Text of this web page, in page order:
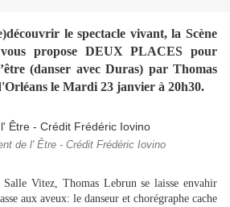
le spectacle vivant, la Scène
propose DEUX PLACES pour
(danser avec Duras) par Thomas
le Mardi 23 janvier à 20h30.
de l' Être - Crédit Frédéric Iovino
Vitez, Thomas Lebrun se laisse envahir
aux aveux: le danseur et chorégraphe cache